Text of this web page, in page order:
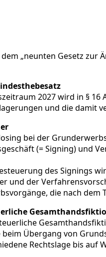
„neunten Gesetz
2027 wird in §
und die damit
bei der
(= Signing) und
des Signings
und der
die nach
Übergang von
Rechtslage bis auf